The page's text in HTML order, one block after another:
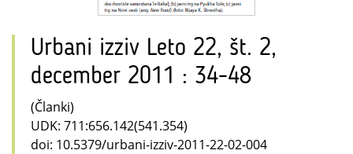
Urbani izziv Leto 22, št. 2,
december 2011 : 34-48
(Članki)
UDK: 711:656.142(541.354)
doi: 10.5379/urbani-izziv-2011-22-02-004